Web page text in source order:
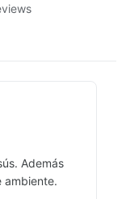
Además
ambiente.